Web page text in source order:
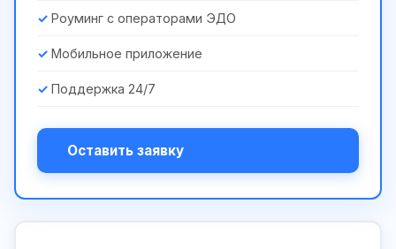
Роуминг с операторами ЭДО
Мобильное приложение
Поддержка 24/7
Оставить заявку